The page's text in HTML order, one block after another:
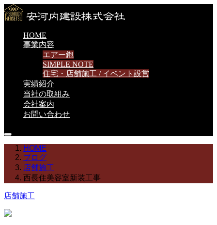
HOME
事業内容
エアー鉋
SIMPLE NOTE
住宅・店舗施工 / イベント設営
実績紹介
当社の取組み
会社案内
お問い合わせ
HOME
ブログ
店舗施工
西長住美容室新装工事
店舗施工